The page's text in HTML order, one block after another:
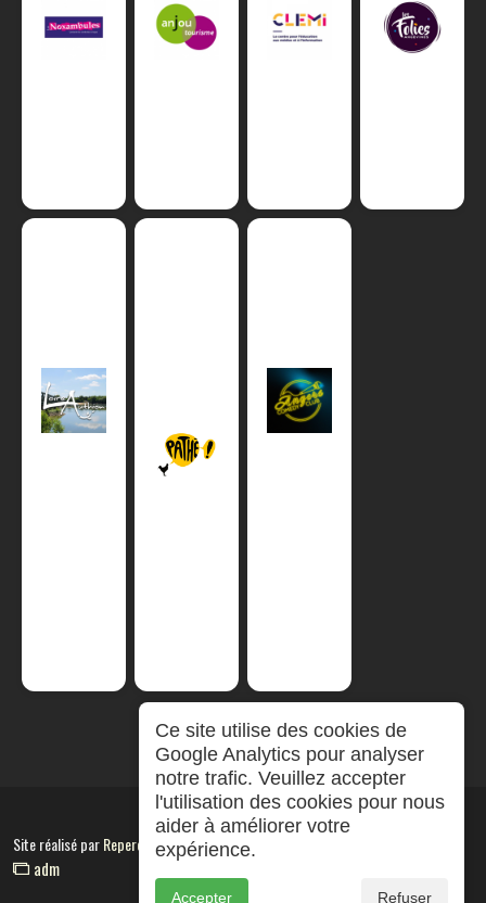
Site réalisé parRepereCom
adm
Ce site utilise des cookies de
Google Analytics pour analyser
notre trafic. Veuillez accepter
l'utilisation des cookies pour nous
aider à améliorer votre
expérience.
Accepter Refuser